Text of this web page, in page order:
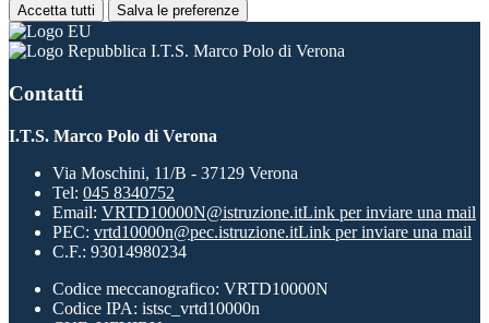
Accetta tutti Salva le preferenze
I.T.S. Marco Polo di Verona
Contatti
I.T.S. Marco Polo di Verona
Via Moschini, 11/B - 37129 Verona
Tel: 045 8340752
Email: VRTD10000N@istruzione.itLink per inviare una mail
PEC: vrtd10000n@pec.istruzione.itLink per inviare una mail
C.F.: 93014980234
Codice meccanografico: VRTD10000N
Codice IPA: istsc_vrtd10000n